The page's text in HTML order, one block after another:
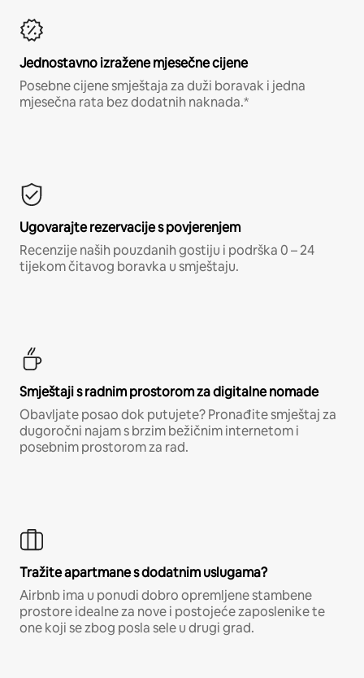
Jednostavno izražene mjesečne cijene
Posebne cijene smještaja za duži boravak i jedna
mjesečna rata bez dodatnih naknada.*
Ugovarajte rezervacije s povjerenjem
Recenzije naših pouzdanih gostiju i podrška 0 – 24
tijekom čitavog boravka u smještaju.
Smještaji s radnim prostorom za digitalne nomade
Obavljate posao dok putujete? Pronađite smještaj za
dugoročni najam s brzim bežičnim internetom i
posebnim prostorom za rad.
Tražite apartmane s dodatnim uslugama?
Airbnb ima u ponudi dobro opremljene stambene
prostore idealne za nove i postojeće zaposlenike te
one koji se zbog posla sele u drugi grad.